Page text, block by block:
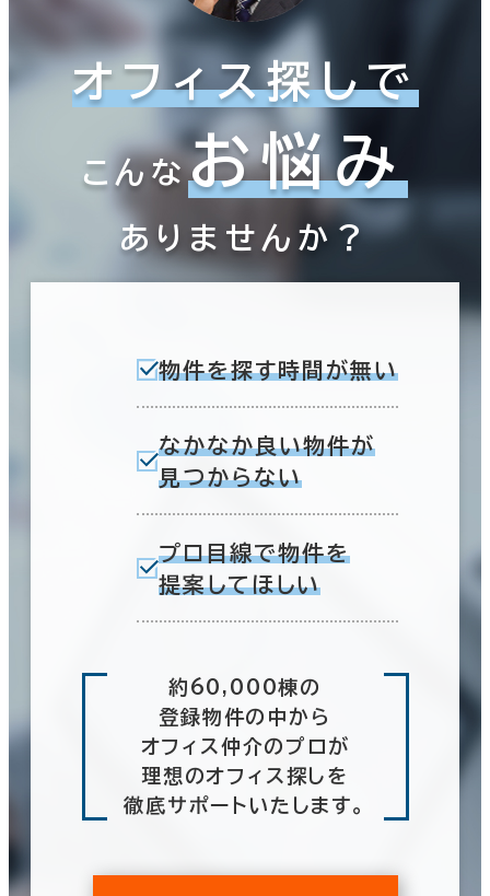
オフィス探しで
こんなお悩み
ありませんか？
物件を探す時間が無い
なかなか良い物件が
見つからない
プロ目線で物件を
提案してほしい
約60,000棟の
登録物件の中から
オフィス仲介のプロが
理想のオフィス探しを
徹底サポートいたします。